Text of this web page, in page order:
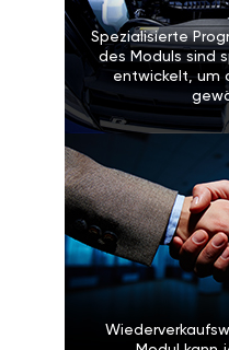
Spezialisierte
des Moduls sind
entwickelt, um